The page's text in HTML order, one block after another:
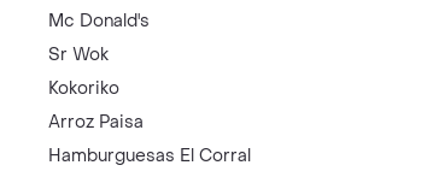
Mc Donald's
Sr Wok
Kokoriko
Arroz Paisa
Hamburguesas El Corral